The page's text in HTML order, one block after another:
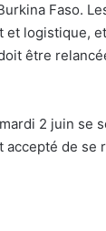
Faso.
logistique,
être
2 juin se
accepté de se